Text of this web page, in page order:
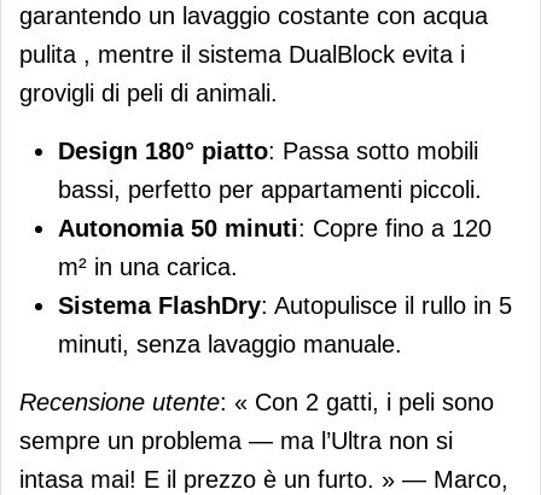
garantendo un lavaggio costante con acqua
pulita , mentre il sistema DualBlock evita i
grovigli di peli di animali.
Design 180° piatto: Passa sotto mobili
bassi, perfetto per appartamenti piccoli.
Autonomia 50 minuti: Copre fino a 120
m² in una carica.
Sistema FlashDry: Autopulisce il rullo in 5
minuti, senza lavaggio manuale.
Recensione utente: « Con 2 gatti, i peli sono
sempre un problema — ma l’Ultra non si
intasa mai! E il prezzo è un furto. » — Marco,